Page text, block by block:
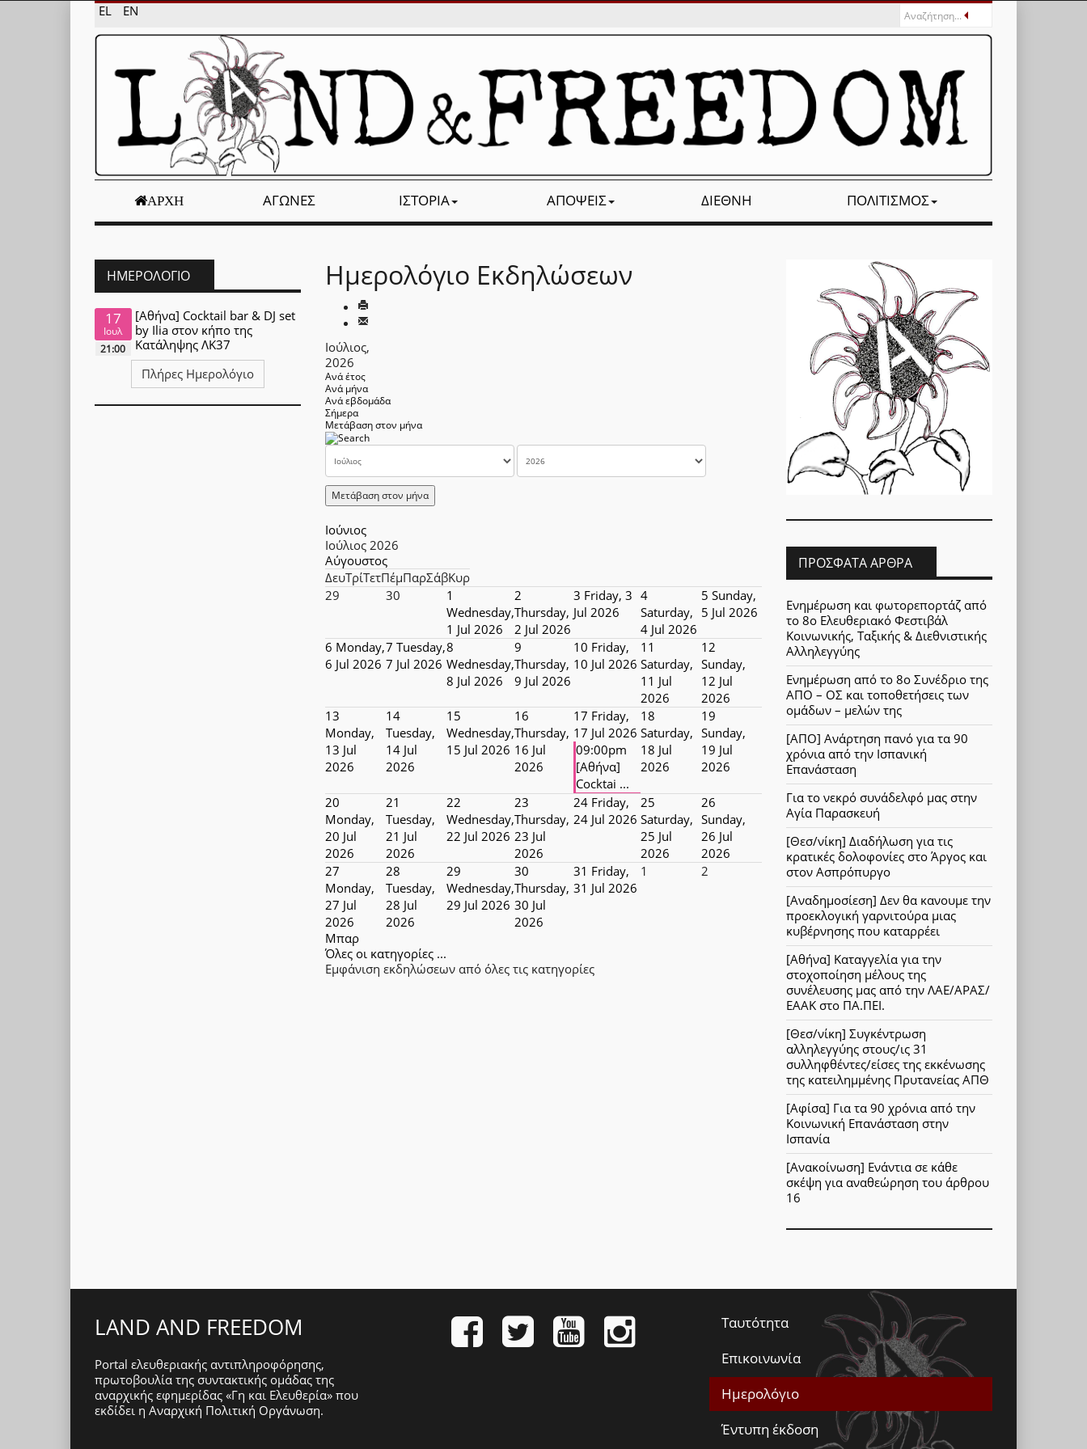
EL EN
ΑΡΧΉ ΑΓΏΝΕΣ ΙΣΤΟΡΊΑ ΑΠΌΨΕΙΣ ΔΙΕΘΝΉ ΠΟΛΙΤΙΣΜΌΣ
Ημερολόγιο Εκδηλώσεων
Ιούλιος,
2026
Ανά έτος
Ανά μήνα
Ανά εβδομάδα
Σήμερα
Μετάβαση στον μήνα
Μετάβαση στον μήνα
Ιούνιος
Ιούλιος 2026
Αύγουστος
ΔευΤρίΤετΠέμΠαρΣάβΚυρ
29
30
1
Wednesday,
1 Jul 2026
2
Thursday,
2 Jul 2026
3 Friday, 3
Jul 2026
4
Saturday,
4 Jul 2026
5 Sunday,
5 Jul 2026
6 Monday,
6 Jul 2026
7 Tuesday,
7 Jul 2026
8
Wednesday,
8 Jul 2026
9
Thursday,
9 Jul 2026
10 Friday,
10 Jul 2026
11
Saturday,
11 Jul
2026
12
Sunday,
12 Jul
2026
13
Monday,
13 Jul
2026
14
Tuesday,
14 Jul
2026
15
Wednesday,
15 Jul 2026
16
Thursday,
16 Jul
2026
17 Friday,
17 Jul 2026
09:00pm
[Αθήνα]
Cocktai ...
18
Saturday,
18 Jul
2026
19
Sunday,
19 Jul
2026
20
Monday,
20 Jul
2026
21
Tuesday,
21 Jul
2026
22
Wednesday,
22 Jul 2026
23
Thursday,
23 Jul
2026
24 Friday,
24 Jul 2026
25
Saturday,
25 Jul
2026
26
Sunday,
26 Jul
2026
27
Monday,
27 Jul
2026
28
Tuesday,
28 Jul
2026
29
Wednesday,
29 Jul 2026
30
Thursday,
30 Jul
2026
31 Friday,
31 Jul 2026
1 2
Μπαρ
Όλες οι κατηγορίες ...
Εμφάνιση εκδηλώσεων από όλες τις κατηγορίες
ΗΜΕΡΟΛΌΓΙΟ
17
Ιουλ
21:00
[Αθήνα] Cocktail bar & DJ set
by Ilia στον κήπο της
Κατάληψης ΛΚ37
Πλήρες Ημερολόγιο
ΠΡΌΣΦΑΤΑ ΆΡΘΡΑ
Ενημέρωση και φωτορεπορτάζ από
το 8ο Ελευθεριακό Φεστιβάλ
Κοινωνικής, Ταξικής & Διεθνιστικής
Αλληλεγγύης
Ενημέρωση από το 8ο Συνέδριο της
ΑΠΟ – ΟΣ και τοποθετήσεις των
ομάδων – μελών της
[ΑΠΟ] Ανάρτηση πανό για τα 90
χρόνια από την Ισπανική
Επανάσταση
Για το νεκρό συνάδελφό μας στην
Αγία Παρασκευή
[Θεσ/νίκη] Διαδήλωση για τις
κρατικές δολοφονίες στο Άργος και
στον Ασπρόπυργο
[Αναδημοσίεση] Δεν θα κανουμε την
προεκλογική γαρνιτούρα μιας
κυβέρνησης που καταρρέει
[Αθήνα] Καταγγελία για την
στοχοποίηση μέλους της
συνέλευσης μας από την ΛΑΕ/ΑΡΑΣ/
ΕΑΑΚ στο ΠΑ.ΠΕΙ.
[Θεσ/νίκη] Συγκέντρωση
αλληλεγγύης στους/ις 31
συλληφθέντες/είσες της εκκένωσης
της κατειλημμένης Πρυτανείας ΑΠΘ
[Αφίσα] Για τα 90 χρόνια από την
Κοινωνική Επανάσταση στην
Ισπανία
[Ανακοίνωση] Ενάντια σε κάθε
σκέψη για αναθεώρηση του άρθρου
16
LAND AND FREEDOM
Portal ελευθεριακής αντιπληροφόρησης,
πρωτοβουλία της συντακτικής ομάδας της
αναρχικής εφημερίδας «Γη και Ελευθερία» που
εκδίδει η Αναρχική Πολιτική Οργάνωση.
Ταυτότητα
Επικοινωνία
Ημερολόγιο
Έντυπη έκδοση